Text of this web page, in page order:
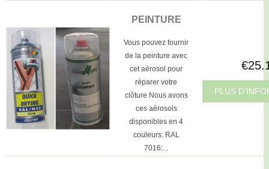
PEINTURE
Vous pouvez fournir
de la peinture avec
cet aérosol pour
réparer votre
clôture Nous avons
ces aérosols
disponibles en 4
couleurs: RAL
7016:...
PLUS